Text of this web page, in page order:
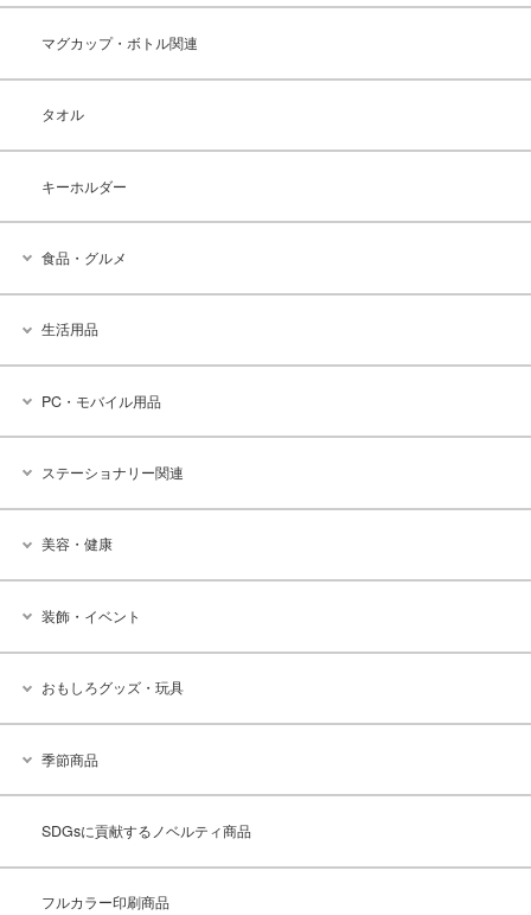
マグカップ・ボトル関連
タオル
キーホルダー
食品・グルメ
生活用品
PC・モバイル用品
ステーショナリー関連
美容・健康
装飾・イベント
おもしろグッズ・玩具
季節商品
SDGsに貢献するノベルティ商品
フルカラー印刷商品